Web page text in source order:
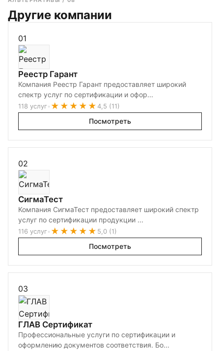
Другие компании
01
Реестр Гарант
Компания Реестр Гарант предоставляет широкий
спектр услуг по сертификации и офор...
118 услуг• ★★★★★4,5 (11)
Посмотреть
02
СигмаТест
Компания СигмаТест предоставляет широкий спектр
услуг по сертификации продукции ...
116 услуг• ★★★★★ 5,0 (1)
Посмотреть
03
ГЛАВ Сертификат
Профессиональные услуги по сертификации и
оформлению документов соответствия. Бо...